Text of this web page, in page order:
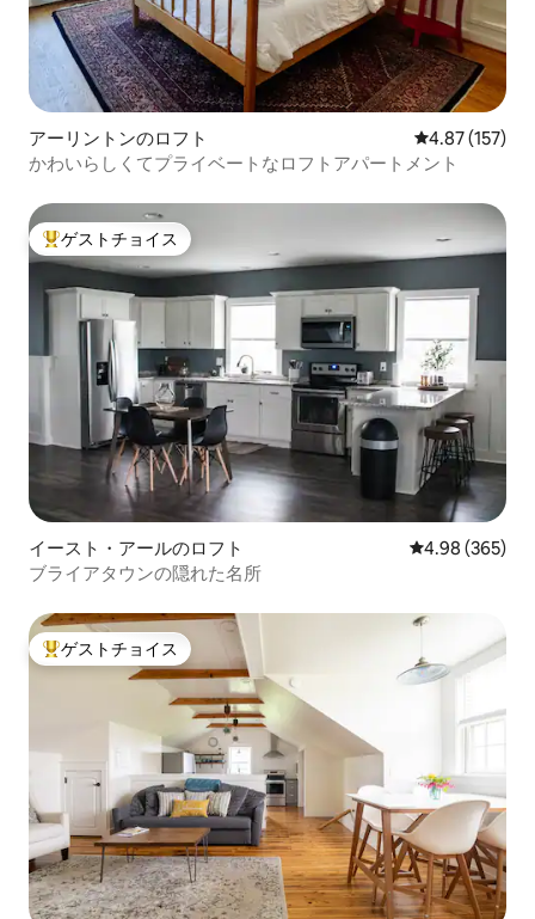
アーリントンのロフト レビュー157
4.87 (157)
かわいらしくてプライベートなロフトアパートメント
大好評のゲストチョイスです。
ゲストチョイス
イースト・アールのロフト レビュー365
4.98 (365)
ブライアタウンの隠れた名所
大好評のゲストチョイスです。
ゲストチョイス